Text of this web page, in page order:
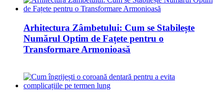
Arhitectura Zâmbetului: Cum se Stabilește
Numărul Optim de Fațete pentru o
Transformare Armonioasă